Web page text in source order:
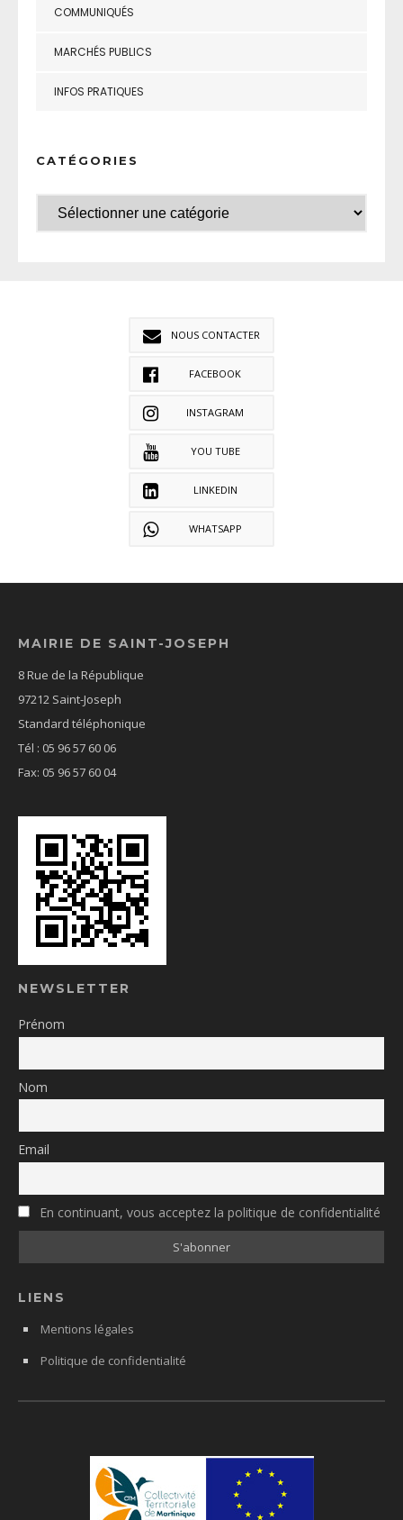
COMMUNIQUÉS
MARCHÉS PUBLICS
INFOS PRATIQUES
CATÉGORIES
NOUS CONTACTER
FACEBOOK
INSTAGRAM
YOU TUBE
LINKEDIN
WHATSAPP
MAIRIE DE SAINT-JOSEPH
8 Rue de la République
97212 Saint-Joseph
Standard téléphonique
Tél : 05 96 57 60 06
Fax: 05 96 57 60 04
NEWSLETTER
Prénom
Nom
Email
En continuant, vous acceptez la politique de confidentialité
LIENS
Mentions légales
Politique de confidentialité